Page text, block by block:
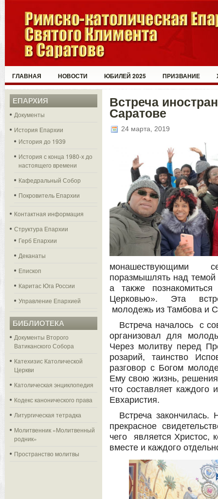
ГЛАВНАЯ НОВОСТИ ЮБИЛЕЙ 2025 ПРИЗВАНИЕ
ЕПАРХИЯ
Документы
История Епархии
История до 1939
История с конца 1980-х до
настоящего времени
Кафедральный Собор
Покровитель Епархии
Контактная информация
Структура Епархии
Герб Епархии
Деканаты
Епископ
Каритас Юга России
Управление Епархией
БИБЛИОТЕКА
Документы Второго
Ватиканского Собора
Катехизис Католической
Церкви
Католическая энциклопедия
Кодекс канонического права
Литургическая тетрадка
Молитвенник «Молитвенный
родник»
Пространство молитвы
Встреча
Саратове
24 марта, 2019
монашествующими
поразмышлять над
а также
Церковью». Эта
молодежь из Тамбова и
Встреча началось с
организовал для
Через молитву перед
розарий, таинство
разговор с Богом
Ему свою жизнь,
что составляет
Евхаристия.
Встреча
прекрасное
чего является Христос,
вместе и каждого